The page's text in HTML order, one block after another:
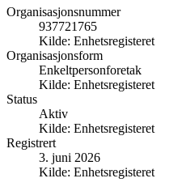
Organisasjonsnummer
937721765
Kilde: Enhetsregisteret
Organisasjonsform
Enkeltpersonforetak
Kilde: Enhetsregisteret
Status
Aktiv
Kilde: Enhetsregisteret
Registrert
3. juni 2026
Kilde: Enhetsregisteret